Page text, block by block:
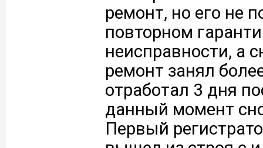
ремонт, но его не
повторном
неисправности, а
ремонт занял
отработал 3 дня
данный момент
Первый